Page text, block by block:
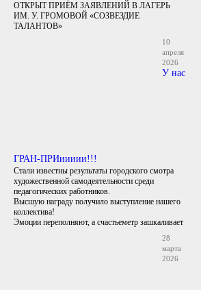
ОТКРЫТ ПРИЁМ ЗАЯВЛЕНИЙ В ЛАГЕРЬ
ИМ. У. ГРОМОВОЙ «СОЗВЕЗДИЕ
ТАЛАНТОВ»
10
апреля
2026
У нас
ГРАН-ПРИиииии!!!
Стали известны результаты городского смотра
художественной самодеятельности среди
педагогических работников.
Высшую награду получило выступление нашего
коллектива!
Эмоции переполняют, а счастьеметр зашкаливает
28
марта
2026